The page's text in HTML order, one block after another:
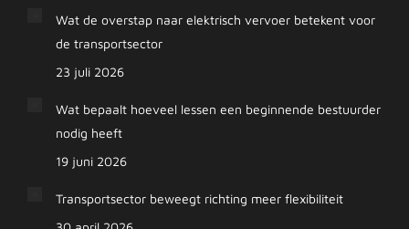
Wat de overstap naar elektrisch vervoer betekent voor
de transportsector
23 juli 2026
Wat bepaalt hoeveel lessen een beginnende bestuurder
nodig heeft
19 juni 2026
Transportsector beweegt richting meer flexibiliteit